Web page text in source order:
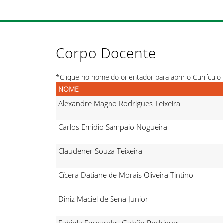
Corpo Docente
*Clique no nome do orientador para abrir o Currículo
NOME
Alexandre Magno Rodrigues Teixeira
Carlos Emidio Sampaio Nogueira
Claudener Souza Teixeira
Cícera Datiane de Morais Oliveira Tintino
Diniz Maciel de Sena Junior